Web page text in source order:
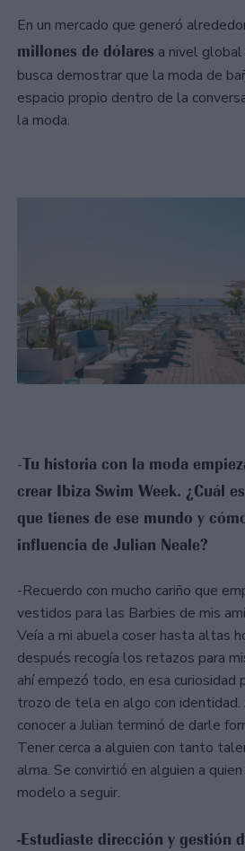
En un mercado que generó
millones de dólares a nivel
busca demostrar que la moda de
espacio propio dentro de la
la moda.
-Tu historia con la moda
crear Ibiza Swim Week. ¿Cuál
que tienes de ese mundo y
influencia de Julian Neale?
-Recuerdo con mucho cariño que
vestidos para las Barbies de mis
Veía a mi abuela coser hasta altas
después recogía los retazos para
ahí empezó todo, en esa curiosidad
trozo de tela en algo con identidad.
conocer a Julian terminó de darle
Tener cerca a alguien con tanto
alma. Se convirtió en alguien a
modelo a seguir.
-Estudiaste dirección y gestión